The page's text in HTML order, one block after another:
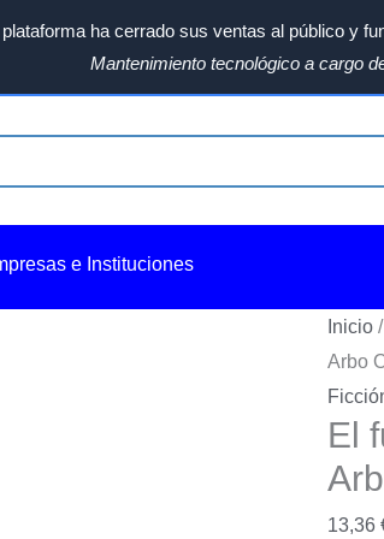
ha cerrado sus ventas al público y
Mantenimiento tecnológico a cargo
e Instituciones
Inicio /
Arbo
El
13,36